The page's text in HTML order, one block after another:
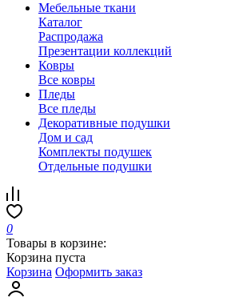
Мебельные ткани
Каталог
Распродажа
Презентации коллекций
Ковры
Все ковры
Пледы
Все пледы
Декоративные подушки
Дом и сад
Комплекты подушек
Отдельные подушки
0
Товары в корзине:
Корзина пуста
Корзина Оформить заказ